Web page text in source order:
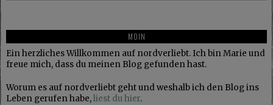
MOIN
Ein herzliches Willkommen auf nordverliebt. Ich bin Marie und
freue mich, dass du meinen Blog gefunden hast.
Worum es auf nordverliebt geht und weshalb ich den Blog ins
Leben gerufen habe,liest du hier.